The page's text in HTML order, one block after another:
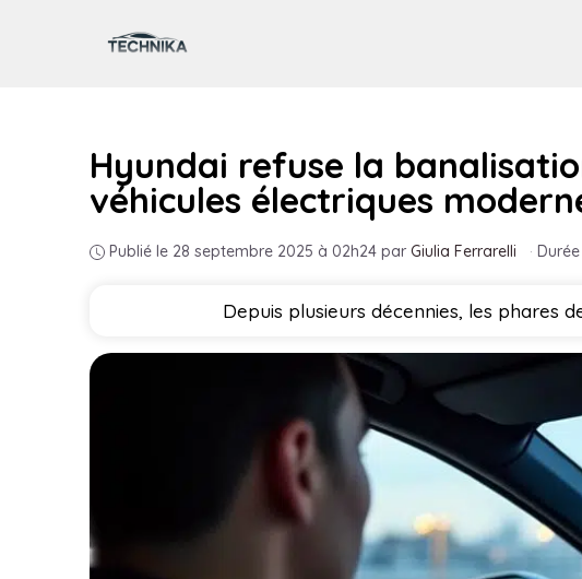
Hyundai refuse la
véhicules électriques
Publié le 28 septembre 2025 à 02h24 par Giulia Ferrarelli ·
Depuis plusieurs décennies, les phares